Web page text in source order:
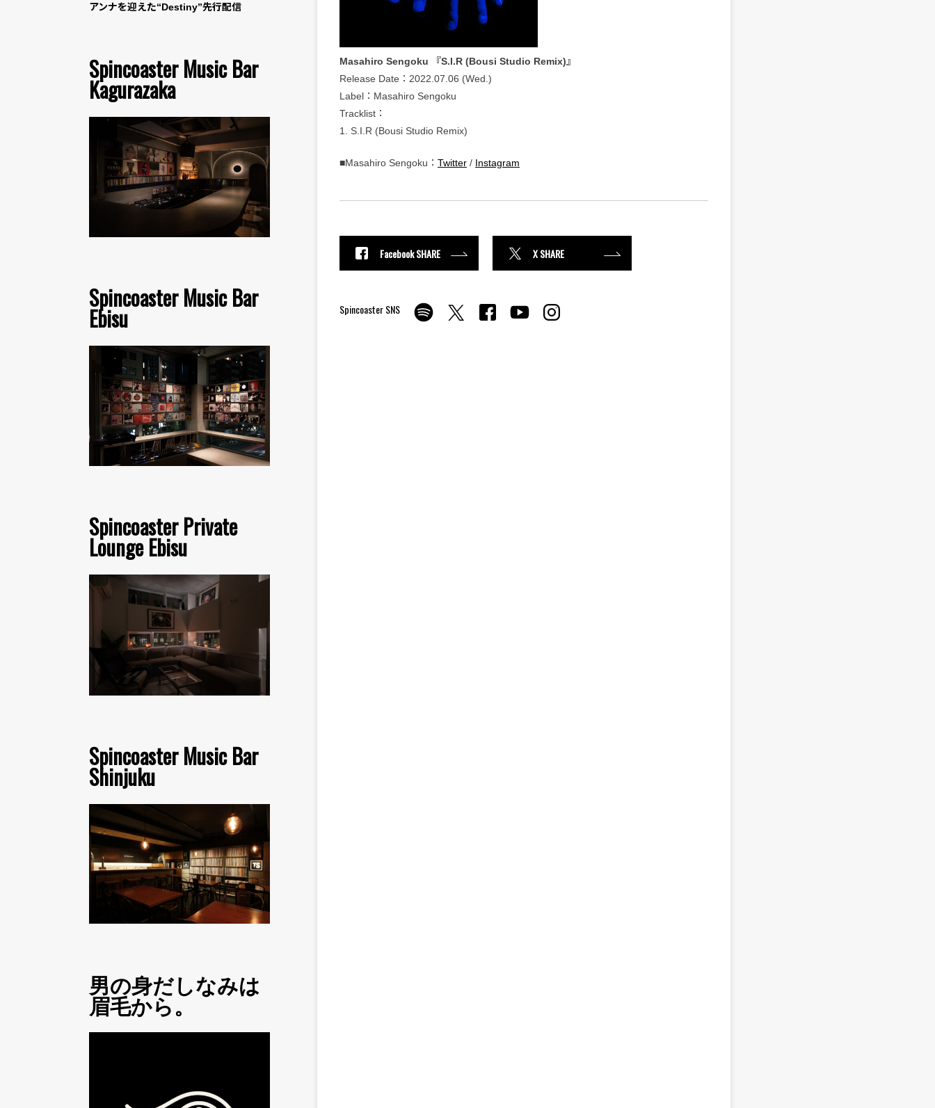
アンナを迎えた“Destiny”先行配信
Spincoaster Music Bar
Kagurazaka
Spincoaster Music Bar
Ebisu
Spincoaster Private
Lounge Ebisu
Spincoaster Music Bar
Shinjuku
男の身だしなみは
眉毛から。
Masahiro Sengoku 『S.I.R (Bousi Studio Remix)』
Release Date：2022.07.06 (Wed.)
Label：Masahiro Sengoku
Tracklist：
1. S.I.R (Bousi Studio Remix)
■Masahiro Sengoku： Twitter / Instagram
Facebook SHARE X SHARE
Spincoaster SNS